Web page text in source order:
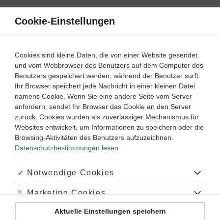
Direkt
Inhalt
Die Entstehung der USA – Lernwege
Geschichte Klasse 7
Die amerikanische Unabhängigkeit
Übung
Video
2
Cookie-Einstellungen
Cookies sind kleine Daten, die von einer Website gesendet
und vom Webbrowser des Benutzers auf dem Computer des
Benutzers gespeichert werden, während der Benutzer surft.
Ihr Browser speichert jede Nachricht in einer kleinen Datei
namens Cookie. Wenn Sie eine andere Seite vom Server
anfordern, sendet Ihr Browser das Cookie an den Server
zurück. Cookies wurden als zuverlässiger Mechanismus für
Websites entwickelt, um Informationen zu speichern oder die
Browsing-Aktivitäten des Benutzers aufzuzeichnen.
Datenschutzbestimmungen lesen
Akzeptiert:
Notwendige Cookies
Abgelehnt:
Marketing Cookies
Abgelehnt:
Personalisierungs-Cookies
Aktuelle Einstellungen speichern